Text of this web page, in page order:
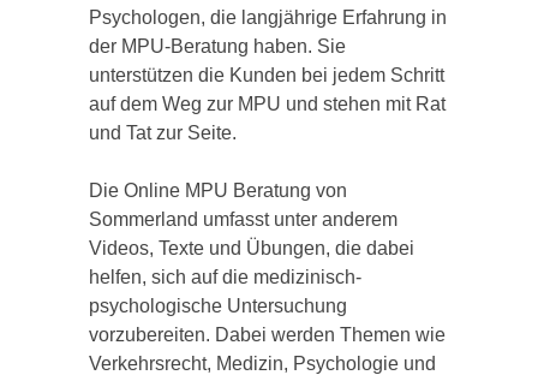
Psychologen, die langjährige Erfahrung in
der MPU-Beratung haben. Sie
unterstützen die Kunden bei jedem Schritt
auf dem Weg zur MPU und stehen mit Rat
und Tat zur Seite.
Die Online MPU Beratung von
Sommerland umfasst unter anderem
Videos, Texte und Übungen, die dabei
helfen, sich auf die medizinisch-
psychologische Untersuchung
vorzubereiten. Dabei werden Themen wie
Verkehrsrecht, Medizin, Psychologie und